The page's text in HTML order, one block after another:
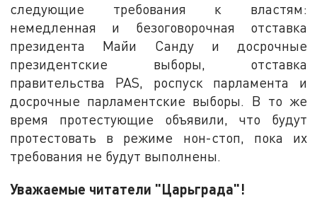
следующие требования к властям:
немедленная и безоговорочная отставка
президента Майи Санду и досрочные
президентские выборы, отставка
правительства PAS, роспуск парламента и
досрочные парламентские выборы. В то же
время протестующие объявили, что будут
протестовать в режиме нон-стоп, пока их
требования не будут выполнены.
Уважаемые читатели "Царьграда"!